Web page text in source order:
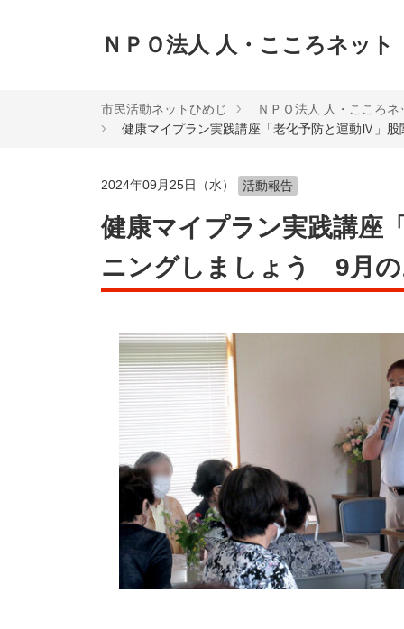
ＮＰＯ法人 人・こころネット
市民活動ネットひめじ
ＮＰＯ法人 人・こころネ
健康マイプラン実践講座「老化予防と運動Ⅳ」
2024年09月25日（水） 活動報告
健康マイプラン実践講座
ニングしましょう 9月